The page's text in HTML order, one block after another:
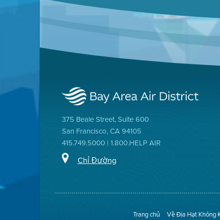
375 Beale Street, Suite 600
San Francisco, CA 94105
415.749.5000 | 1.800.HELP AIR
Chỉ Đường
Trang chủ Về Địa Hạt Không